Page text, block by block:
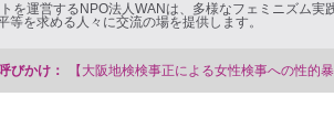
を運営するNPO法人WANは、多様なフェミニズム実
等を求める人々に交流の場を提供します。
びかけ：
女性検事への性的暴行事件】 ◆女性検事を支援する